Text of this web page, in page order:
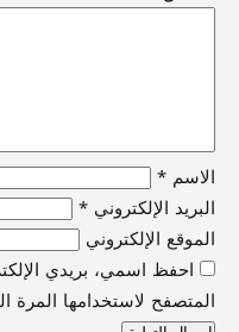
الاسم *
البريد الإلكتروني *
الموقع الإلكتروني
احفظ اسمي، بريدي
المتصفح لاستخدامها المرة